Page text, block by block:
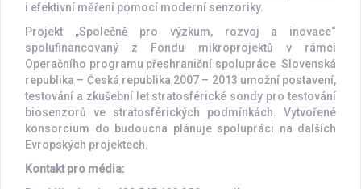
i efektivní měření pomocí moderní senzoriky.
Projekt „Společně pro výzkum, rozvoj a inovace“
spolufinancovaný z Fondu mikroprojektů v rámci
Operačního programu přeshraniční spolupráce Slovenská
republika – Česká republika 2007 – 2013 umožní postavení,
testování a zkušební let stratosférické sondy pro testování
biosenzorů ve stratosférických podmínkách. Vytvořené
konsorcium do budoucna plánuje spolupráci na dalších
Evropských projektech.
Kontakt pro média: